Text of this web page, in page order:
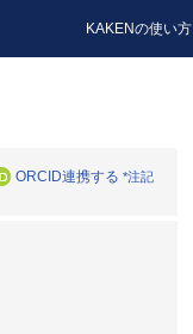
KAKENの使い方
ORCID連携する *注記